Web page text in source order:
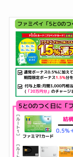
年3月31日)
行
ト証券